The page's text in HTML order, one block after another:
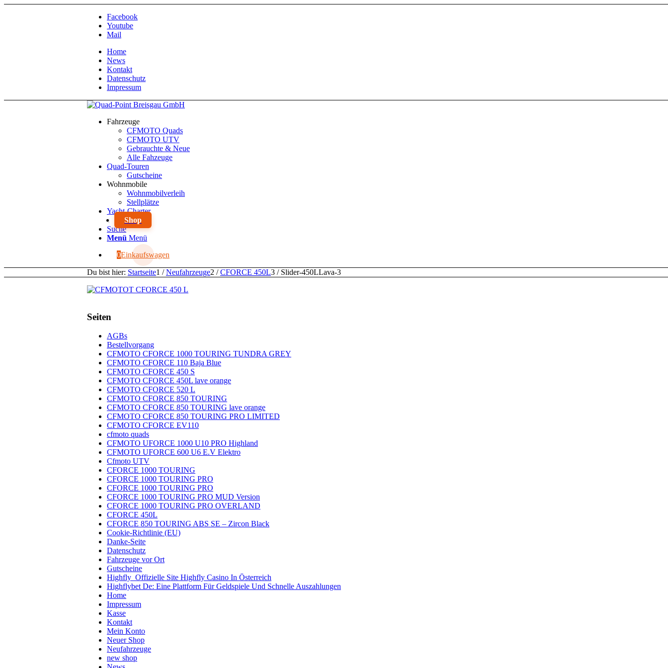
Facebook
Youtube
Mail
Home
News
Kontakt
Datenschutz
Impressum
Fahrzeuge
CFMOTO Quads
CFMOTO UTV
Gebrauchte & Neue
Alle Fahzeuge
Quad-Touren
Gutscheine
Wohnmobile
Wohnmobilverleih
Stellplätze
Yacht-Charter
Shop
Suche
Menü Menü
0Einkaufswagen
Du bist hier: Startseite1 / Neufahrzeuge2 / CFORCE 450L3 / Slider-450LLava-3
Seiten
AGBs
Bestellvorgang
CFMOTO CFORCE 1000 TOURING TUNDRA GREY
CFMOTO CFORCE 110 Baja Blue
CFMOTO CFORCE 450 S
CFMOTO CFORCE 450L lave orange
CFMOTO CFORCE 520 L
CFMOTO CFORCE 850 TOURING
CFMOTO CFORCE 850 TOURING lave orange
CFMOTO CFORCE 850 TOURING PRO LIMITED
CFMOTO CFORCE EV110
cfmoto quads
CFMOTO UFORCE 1000 U10 PRO Highland
CFMOTO UFORCE 600 U6 E.V Elektro
Cfmoto UTV
CFORCE 1000 TOURING
CFORCE 1000 TOURING PRO
CFORCE 1000 TOURING PRO
CFORCE 1000 TOURING PRO MUD Version
CFORCE 1000 TOURING PRO OVERLAND
CFORCE 450L
CFORCE 850 TOURING ABS SE – Zircon Black
Cookie-Richtlinie (EU)
Danke-Seite
Datenschutz
Fahrzeuge vor Ort
Gutscheine
Highfly ️ Offizielle Site Highfly Casino In Österreich
Highflybet De: Eine Plattform Für Geldspiele Und Schnelle Auszahlungen
Home
Impressum
Kasse
Kontakt
Mein Konto
Neuer Shop
Neufahrzeuge
new shop